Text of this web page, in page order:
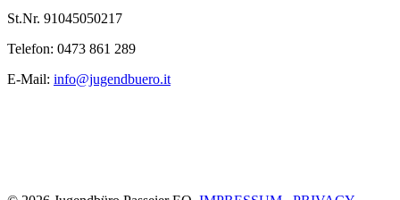
St.Nr. 91045050217
Telefon: 0473 861 289
E-Mail: info@jugendbuero.it